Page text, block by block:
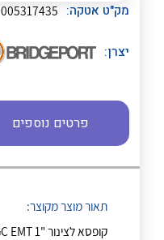
לכל מוצרי היצרן
לכל מוצרי היצרן
מק"ט אטקה: 005317435
יצרן:
פרטים נוספים
תאור מוצר מקוצר:
קופסא לצינור "AFI C-43CGC EMT 1